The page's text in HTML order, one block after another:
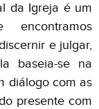
da Igreja é um
encontramos
e julgar,
baseia-se na
diálogo com as
presente com